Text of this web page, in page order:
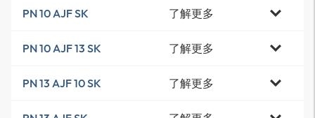
PN 10 AJF SK 了解更多
PN 10 AJF 13 SK 了解更多
PN 13 AJF 10 SK 了解更多